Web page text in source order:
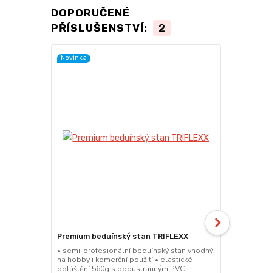
DOPORUČENÉ
PŘÍSLUŠENSTVÍ:
2
Novinka
Premium beduínský stan TRIFLEXX
• semi-profesionální beduínský stan vhodný
na hobby i komerční použití • elastické
opláštění 560g s oboustranným PVC